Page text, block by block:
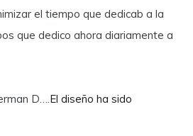
el tiempo que dedicab a la
que dedico ahora diariamente a
D….El diseño ha sido